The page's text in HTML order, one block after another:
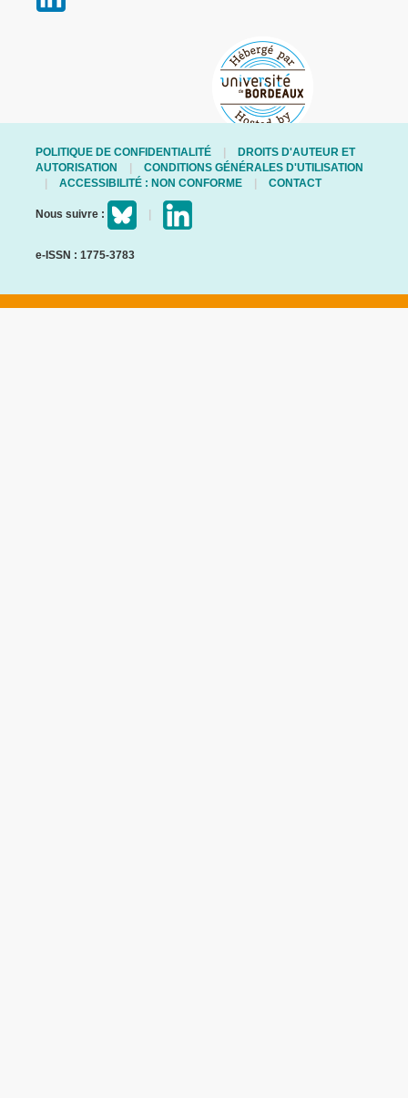
POLITIQUE DE CONFIDENTIALITÉ
DROITS D'AUTEUR ET
AUTORISATION
CONDITIONS GÉNÉRALES D'UTILISATION
ACCESSIBILITÉ : NON CONFORME
CONTACT
Nous suivre :
e-ISSN : 1775-3783